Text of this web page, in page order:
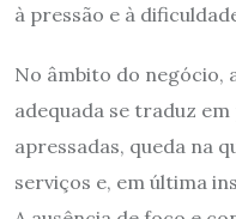
à pressão e à
No âmbito do negócio,
adequada se traduz
apressadas, queda na
serviços e, em última